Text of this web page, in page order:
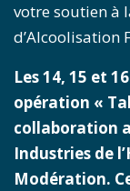
votre soutien à
d’Alcoolisation
Les 14, 15 et
opération «
collaboration
Industries de
Modération.